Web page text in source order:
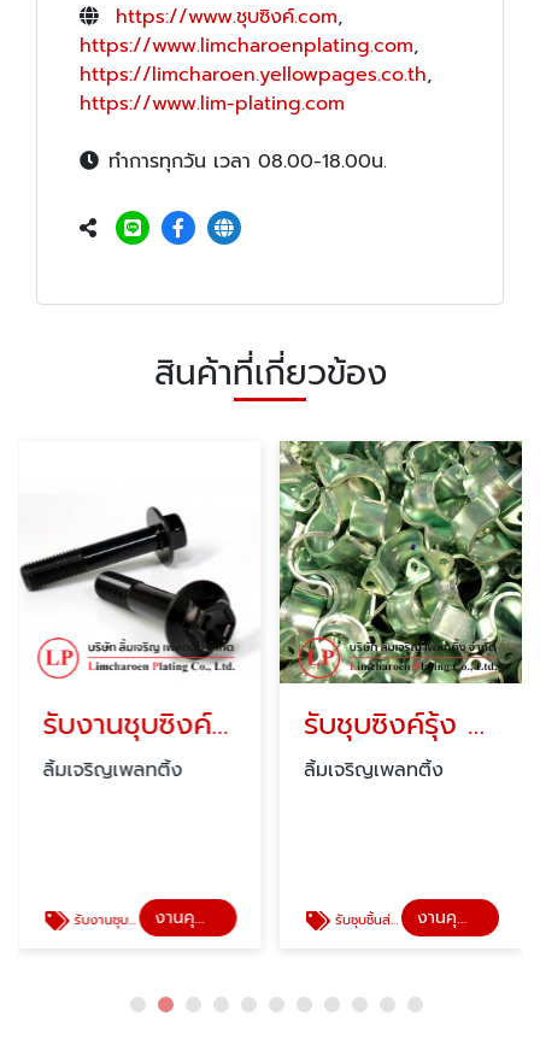
https://www.ชุบซิงค์.com,
https://www.limcharoenplating.com,
https://limcharoen.yellowpages.co.th,
https://www.lim-plating.com
ทำการทุกวัน เวลา 08.00-18.00น.
สินค้าที่เกี่ยวข้อง
รับงานชุบซิงค์ดำ สมุทรปราการ
ลิ้มเจริญเพลทติ้ง
รับงานชุบโลหะ รับชุบซิงค์ งานคุณภาพลิ้มเจริญ
รับชุบซิงค์รุ้ง Cr3
ลิ้มเจริญเพลทติ้ง
รับชุบชิ้นส่วนอะไหล่อุปกรณ์ไฟฟ้า งานคุณภาพลิ้มเจริญ